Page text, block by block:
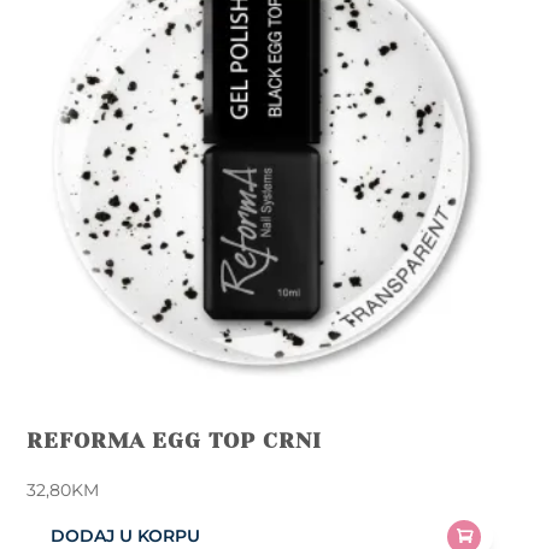
REFORMA EGG TOP CRNI
32,80KM
DODAJ U KORPU